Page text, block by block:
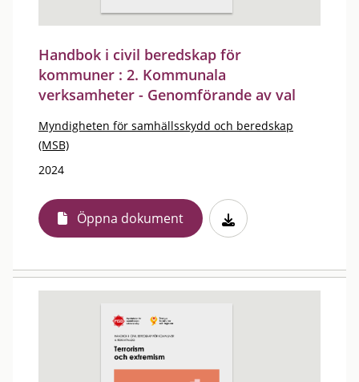
Handbok i civil beredskap för
kommuner : 2. Kommunala
verksamheter - Genomförande av val
Myndigheten för samhällsskydd och beredskap
(MSB)
2024
Öppna dokument